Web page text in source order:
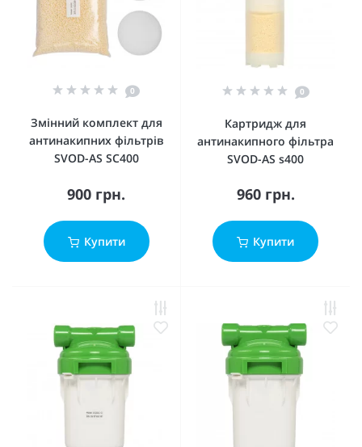
0
Змінний комплект для
антинакипних фільтрів
SVOD-AS SC400
900 грн.
Купити
0
Картридж для
антинакипного фільтра
SVOD-AS s400
960 грн.
Купити